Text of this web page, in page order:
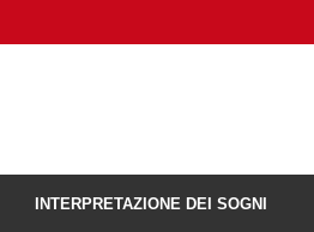
INTERPRETAZIONE DEI SOGNI